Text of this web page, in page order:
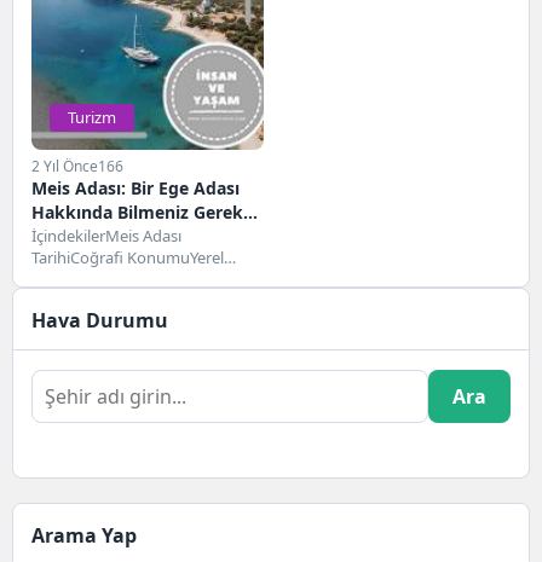
Turizm
2 Yıl Önce166
Meis Adası: Bir Ege Adası
Hakkında Bilmeniz Gereken
Her Şey
İçindekilerMeis Adası
TarihiCoğrafi KonumuYerel
SeçenekleriGezi TavsiyeleriSık
Sorulan Sorular Ege Denizi'nin
masmavi...
Hava Durumu
Ara
Arama Yap